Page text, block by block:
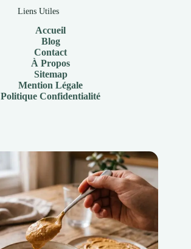
Liens Utiles
Accueil
Blog
Contact
À Propos
Sitemap
Mention Légale
Politique Confidentialité